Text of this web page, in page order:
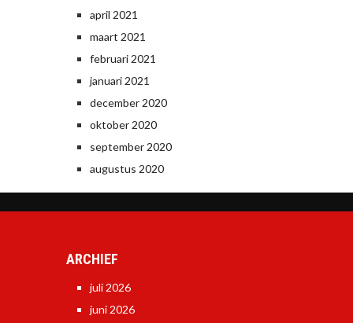
april 2021
maart 2021
februari 2021
januari 2021
december 2020
oktober 2020
september 2020
augustus 2020
ARCHIEF
juli 2026
juni 2026